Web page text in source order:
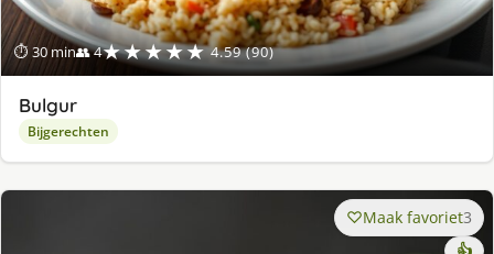
⏱ 30 min👥 4★★★★★ 4.59 (90)
Bulgur
Bijgerechten
Maak favoriet3